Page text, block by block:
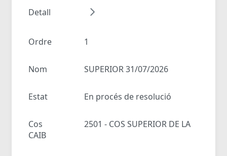
Detall
Ordre 1
Nom SUPERIOR 31/07/2026
Estat En procés de resolució
Cos
2501 - COS SUPERIOR DE LA
CAIB